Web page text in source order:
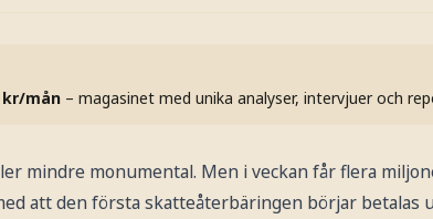
kr/mån – magasinet med unika analyser, intervjuer och
mindre monumental. Men i veckan får flera
att den första skatteåterbäringen börjar betalas